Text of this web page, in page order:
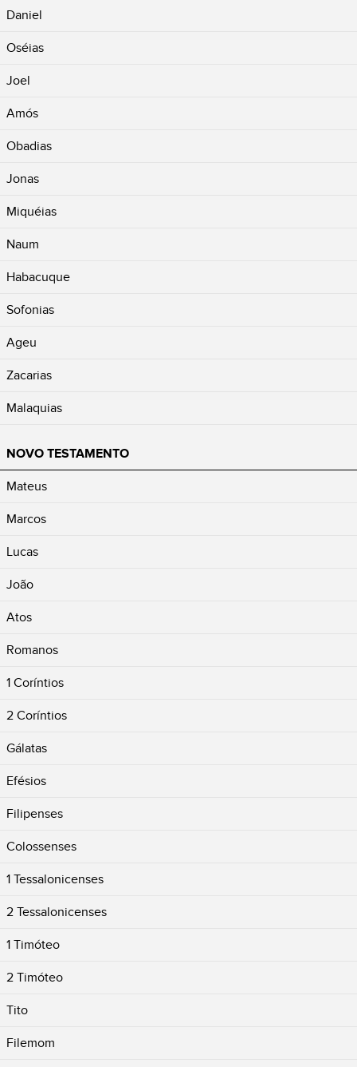
Daniel
Oséias
Joel
Amós
Obadias
Jonas
Miquéias
Naum
Habacuque
Sofonias
Ageu
Zacarias
Malaquias
NOVO TESTAMENTO
Mateus
Marcos
Lucas
João
Atos
Romanos
1 Coríntios
2 Coríntios
Gálatas
Efésios
Filipenses
Colossenses
1 Tessalonicenses
2 Tessalonicenses
1 Timóteo
2 Timóteo
Tito
Filemom